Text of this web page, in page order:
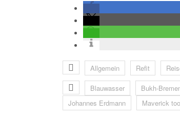
Allgemein Refit
Blauwasser Bukh-
Johannes Erdmann
Maverick too